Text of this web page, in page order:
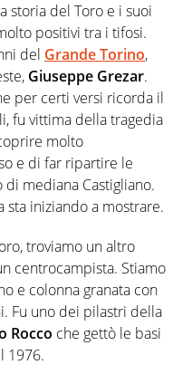
storia del Toro e i suoi
positivi tra i tifosi.
del Grande Torino,
Giuseppe Grezar.
per certi versi ricorda il
fu vittima della tragedia
molto
e di far ripartire le
mediana Castigliano.
sta iniziando a mostrare.
troviamo un altro
centrocampista. Stiamo
e colonna granata con
Fu uno dei pilastri della
Rocco che gettò le basi
1976.